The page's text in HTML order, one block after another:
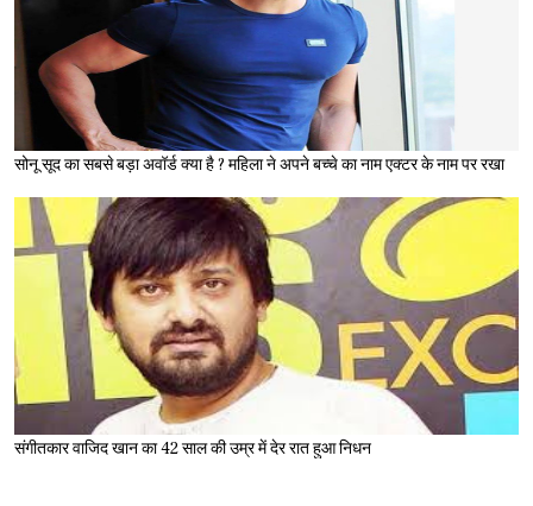
सोनू सूद का सबसे बड़ा अवॉर्ड क्या है ? महिला ने अपने बच्चे का नाम एक्टर के नाम पर रखा
संगीतकार वाजिद खान का 42 साल की उम्र में देर रात हुआ निधन